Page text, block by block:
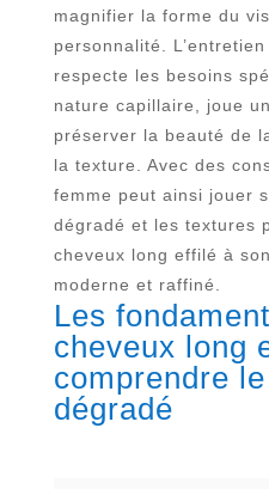
magnifier la forme du
personnalité.
respecte les besoins
nature capillaire, joue
préserver la beauté de
la texture. Avec des
femme peut ainsi jouer
dégradé et les textures
cheveux long effilé à
moderne et raffiné.
Les
cheveux long
comprendre
dégradé